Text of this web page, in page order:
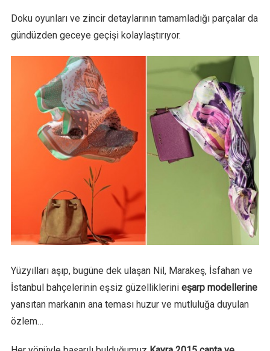
Doku oyunları ve zincir detaylarının tamamladığı parçalar da
gündüzden geceye geçişi kolaylaştırıyor.
Yüzyılları aşıp, bugüne dek ulaşan Nil, Marakeş, İsfahan ve
İstanbul bahçelerinin eşsiz güzelliklerini eşarp modellerine
yansıtan markanın ana teması huzur ve mutluluğa duyulan
özlem…